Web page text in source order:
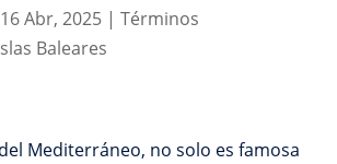
16 Abr, 2025 |Términos
Baleares
Mediterráneo, no solo es famosa